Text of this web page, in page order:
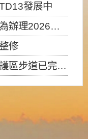
發展中
域警戒及協調相關事宜，因颱風備案事宜
修
一）起恢復開放入園，歡迎民眾依規定申請入園....